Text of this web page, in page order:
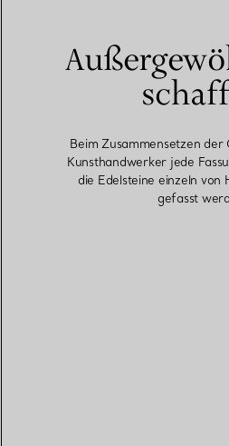
Beim Zusammensetzen der
Kunsthandwerker jede
die Edelsteine einzeln von
gefasst